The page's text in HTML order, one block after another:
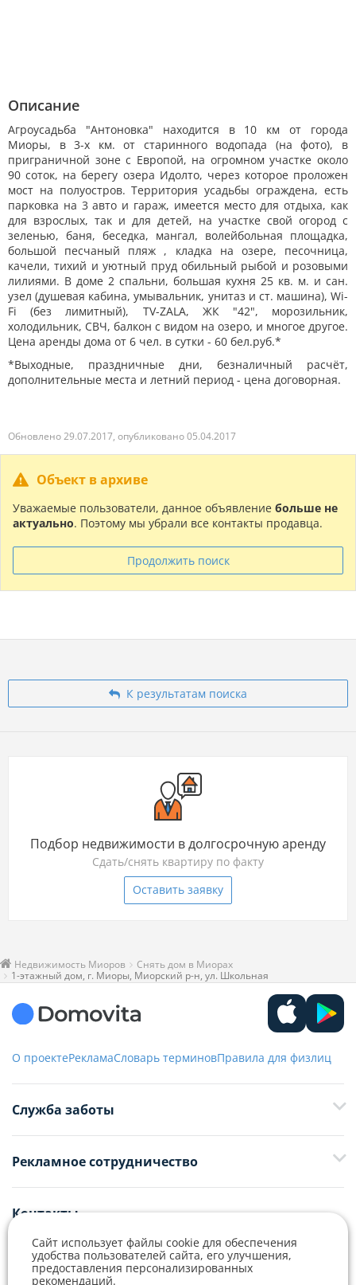
Описание
Агроусадьба "Антоновка" находится в 10 км от города
Миоры, в 3-х км. от старинного водопада (на фото), в
приграничной зоне с Европой, на огромном участке около
90 соток, на берегу озера Идолто, через которое проложен
мост на полуостров. Территория усадьбы ограждена, есть
парковка на 3 авто и гараж, имеется место для отдыха, как
для взрослых, так и для детей, на участке свой огород с
зеленью, баня, беседка, мангал, волейбольная площадка,
большой песчаный пляж , кладка на озере, песочница,
качели, тихий и уютный пруд обильный рыбой и розовыми
лилиями. В доме 2 спальни, большая кухня 25 кв. м. и сан.
узел (душевая кабина, умывальник, унитаз и ст. машина), Wi-
Fi (без лимитный), TV-ZALA, ЖК "42", морозильник,
холодильник, СВЧ, балкон с видом на озеро, и многое другое.
Цена аренды дома от 6 чел. в сутки - 60 бел.руб.*
*Выходные, праздничные дни, безналичный расчёт,
дополнительные места и летний период - цена договорная.
Обновлено 29.07.2017, опубликовано 05.04.2017
Объект в архиве
Уважаемые пользователи, данное объявление больше не
актуально. Поэтому мы убрали все контакты продавца.
Продолжить поиск
К результатам поиска
Подбор недвижимости в долгосрочную аренду
Сдать/снять квартиру по факту
Оставить заявку
Недвижимость Миоров
Снять дом в Миорах
1-этажный дом, г. Миоры, Миорский р-н, ул. Школьная
О проектеРекламаСловарь терминовПравила для физлиц
Служба заботы
+375 33 376-13-70
editor@domovita.by
Мы принимаем звонки и отвечаем на письма в будние дни с 9:00 до
18:00.
Рекламное сотрудничество
kb@domovita.by
+375 29 179-11-28 Владислав Гладченко
vg@domovita.by
Контакты
ООО «Аниксмедиа» УНП 191299645, Юридический адрес: 220053, г.
Минск, Старовиленский тракт 87, офис 303
Сайт использует файлы cookie для обеспечения
удобства пользователей сайта, его улучшения,
предоставления персонализированных
рекомендаций.